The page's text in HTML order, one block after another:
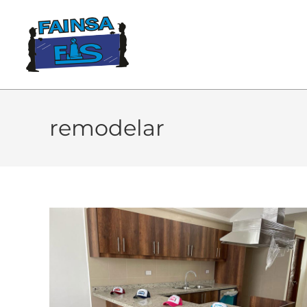
remodelar